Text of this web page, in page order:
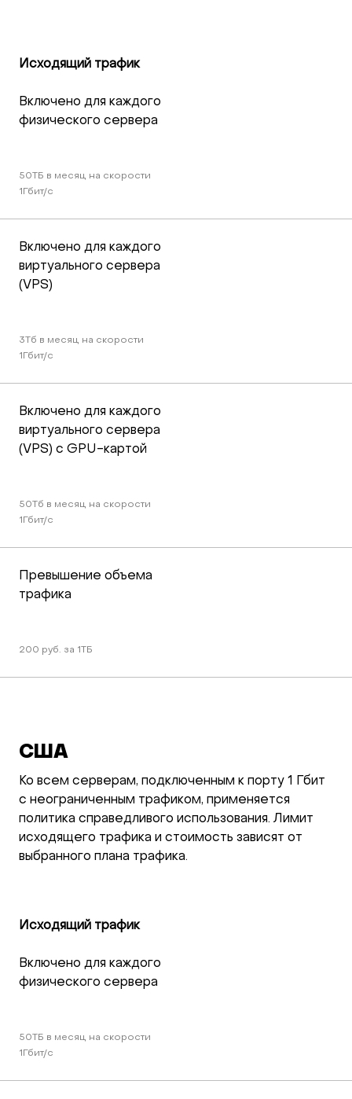
Исходящий трафик
Включено для каждого
физического сервера
50TБ в месяц на скорости
1Гбит/c
Включено для каждого
виртуального сервера
(VPS)
3Тб в месяц на скорости
1Гбит/c
Включено для каждого
виртуального сервера
(VPS) с GPU-картой
50Тб в месяц на скорости
1Гбит/c
Превышение объема
трафика
200 руб. за 1ТБ
США
Ко всем серверам, подключенным к порту 1 Гбит
с неограниченным трафиком, применяется
политика справедливого использования. Лимит
исходящего трафика и стоимость зависят от
выбранного плана трафика.
Исходящий трафик
Включено для каждого
физического сервера
50TБ в месяц на скорости
1Гбит/c